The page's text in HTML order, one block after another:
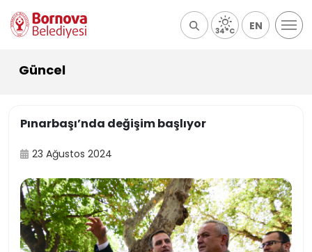
34°C EN
Güncel
Pınarbaşı’nda değişim başlıyor
23 Ağustos 2024